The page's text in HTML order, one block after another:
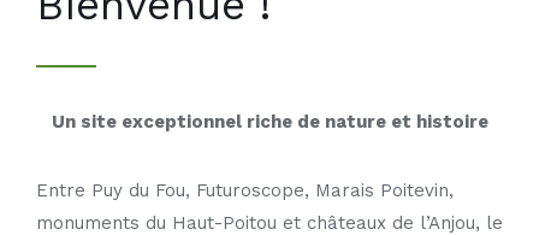
Un site exceptionnel riche de nature et histoire
Entre Puy du Fou, Futuroscope, Marais Poitevin,
monuments du Haut-Poitou et châteaux de l’Anjou, le